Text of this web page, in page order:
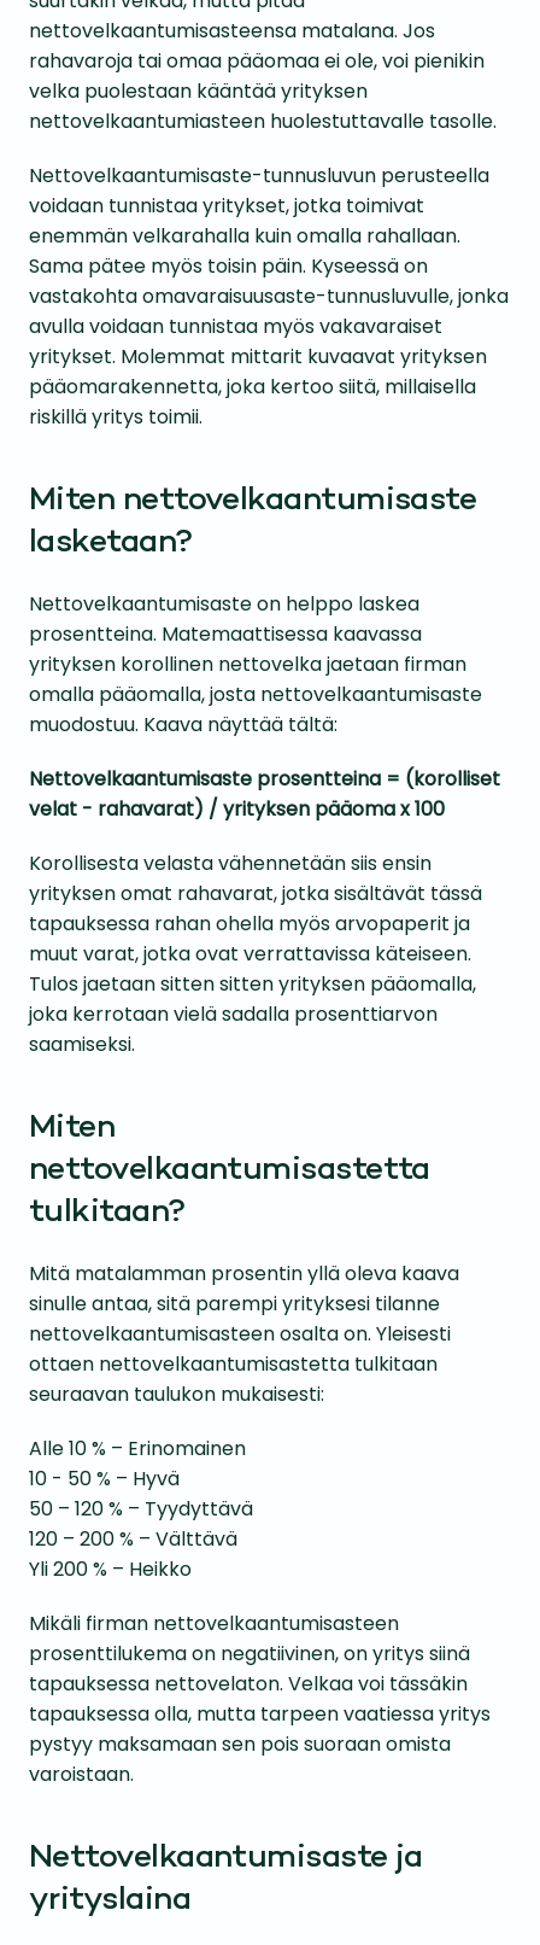
nettovelkaantumisasteensa matalana. Jos
rahavaroja tai omaa pääomaa ei ole, voi pienikin
velka puolestaan kääntää yrityksen
nettovelkaantumiasteen huolestuttavalle tasolle.
Nettovelkaantumisaste-tunnusluvun perusteella
voidaan tunnistaa yritykset, jotka toimivat
enemmän velkarahalla kuin omalla rahallaan.
Sama pätee myös toisin päin. Kyseessä on
vastakohta omavaraisuusaste-tunnusluvulle, jonka
avulla voidaan tunnistaa myös vakavaraiset
yritykset. Molemmat mittarit kuvaavat yrityksen
pääomarakennetta, joka kertoo siitä, millaisella
riskillä yritys toimii.
Miten nettovelkaantumisaste
lasketaan?
Nettovelkaantumisaste on helppo laskea
prosentteina. Matemaattisessa kaavassa
yrityksen korollinen nettovelka jaetaan firman
omalla pääomalla, josta nettovelkaantumisaste
muodostuu. Kaava näyttää tältä:
Nettovelkaantumisaste prosentteina = (korolliset
velat - rahavarat) / yrityksen pääoma x 100
Korollisesta velasta vähennetään siis ensin
yrityksen omat rahavarat, jotka sisältävät tässä
tapauksessa rahan ohella myös arvopaperit ja
muut varat, jotka ovat verrattavissa käteiseen.
Tulos jaetaan sitten sitten yrityksen pääomalla,
joka kerrotaan vielä sadalla prosenttiarvon
saamiseksi.
Miten
nettovelkaantumisastetta
tulkitaan?
Mitä matalamman prosentin yllä oleva kaava
sinulle antaa, sitä parempi yrityksesi tilanne
nettovelkaantumisasteen osalta on. Yleisesti
ottaen nettovelkaantumisastetta tulkitaan
seuraavan taulukon mukaisesti:
Alle 10 % – Erinomainen
10 - 50 % – Hyvä
50 – 120 % – Tyydyttävä
120 – 200 % – Välttävä
Yli 200 % – Heikko
Mikäli firman nettovelkaantumisasteen
prosenttilukema on negatiivinen, on yritys siinä
tapauksessa nettovelaton. Velkaa voi tässäkin
tapauksessa olla, mutta tarpeen vaatiessa yritys
pystyy maksamaan sen pois suoraan omista
varoistaan.
Nettovelkaantumisaste ja
yrityslaina